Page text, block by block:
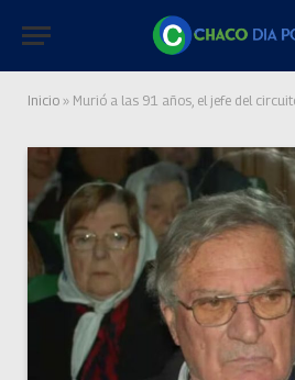
Inicio » Murió a las 91 años, el jefe del circuito